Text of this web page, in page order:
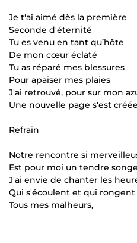
Je t'ai aimé dès la première
Seconde d'éternité
Tu es venu en tant qu’hôte
De mon cœur éclaté
Tu as réparé mes blessures
Pour apaiser mes plaies
J'ai retrouvé, pour sur mon
Une nouvelle page s'est créée
Refrain
Notre rencontre si
Est pour moi un tendre songe
J'ai envie de chanter les
Qui s'écoulent et qui rongent
Tous mes malheurs,